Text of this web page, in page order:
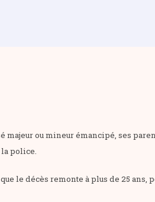
ou mineur émancipé, ses
la police.
le décès remonte à plus de 25 ans,